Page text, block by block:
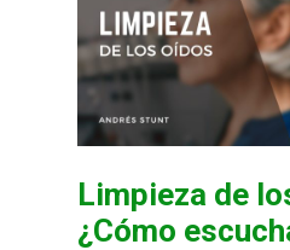
Limpieza de
¿Cómo